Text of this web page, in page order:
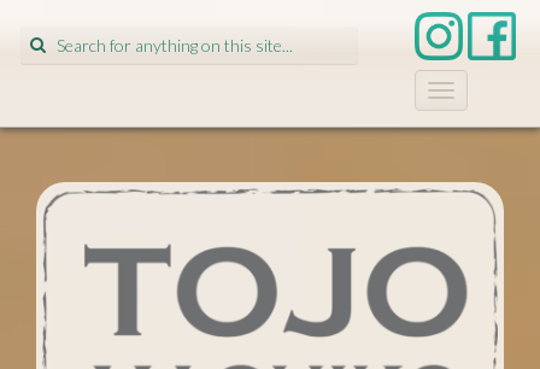
Search
for:
T
o
g
l
a
v
i
g